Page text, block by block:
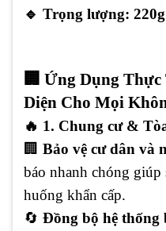
🔹 Trọng lượng: 220g
🏢 Ứng Dụng
Diện Cho Mọi
🔥 1. Chung cư &
🏢 Bảo vệ cư dân và
báo nhanh chóng
huống khẩn cấp.
🔄 Đồng bộ hệ thống